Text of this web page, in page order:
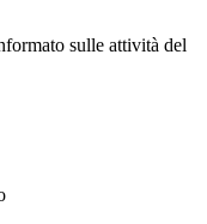
sulle attività del